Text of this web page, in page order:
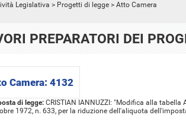
Legislativa > Progetti di legge > Atto Camera
PREPARATORI DEI
Camera: 4132
di legge:CRISTIAN IANNUZZI: "Modifica alla tabella
1972, n. 633, per la riduzione dell'aliquota